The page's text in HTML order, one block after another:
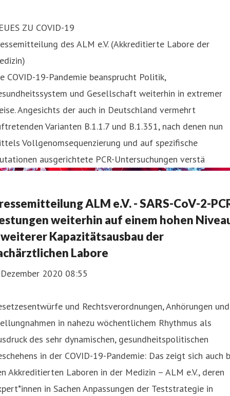
ZU COVID-19
des ALM e.V. (Akkreditierte Labore der
COVID-19-Pandemie beansprucht Politik,
und Gesellschaft weiterhin in extremer
Angesichts der auch in Deutschland vermehrt
Varianten B.1.1.7 und B.1.351, nach denen nun
Vollgenomsequenzierung und auf spezifische
ausgerichtete PCR-Untersuchungen verstä
ALM e.V. - SARS-CoV-2-
weiterhin auf einem hohen
Kapazitätsausbau der
Labore
2020 08:55
und Rechtsverordnungen, Anhörungen und
in nahezu wöchentlichem Rhythmus als
des sehr dynamischen, gesundheitspolitischen
in der COVID-19-Pandemie: Das zeigt sich auch
Akkreditierten Laboren in der Medizin – ALM e.V., deren
in Sachen Anpassungen der Teststrategie in